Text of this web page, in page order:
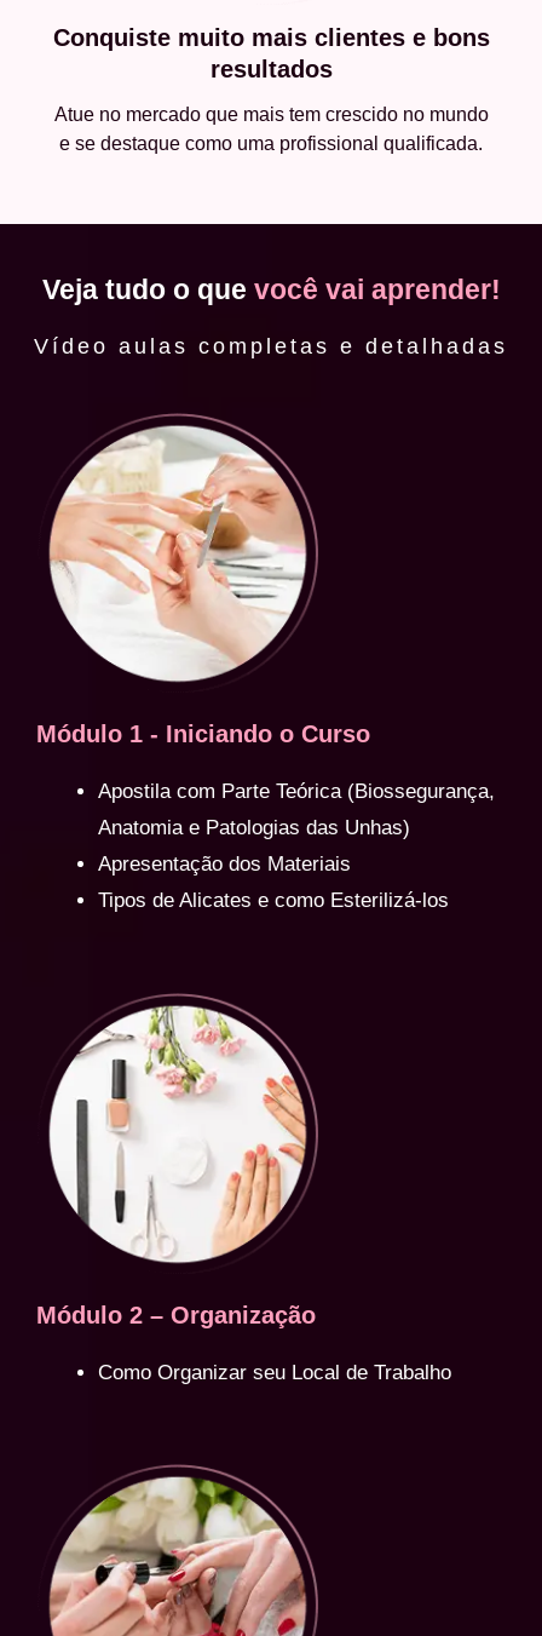
Conquiste muito mais clientes e bons
resultados
Atue no mercado que mais tem crescido no mundo
e se destaque como uma profissional qualificada.
Veja tudo o que você vai aprender!
Vídeo aulas completas e detalhadas
Módulo 1 - Iniciando o Curso
Apostila com Parte Teórica (Biossegurança,
Anatomia e Patologias das Unhas)
Apresentação dos Materiais
Tipos de Alicates e como Esterilizá-los
Módulo 2 – Organização
Como Organizar seu Local de Trabalho